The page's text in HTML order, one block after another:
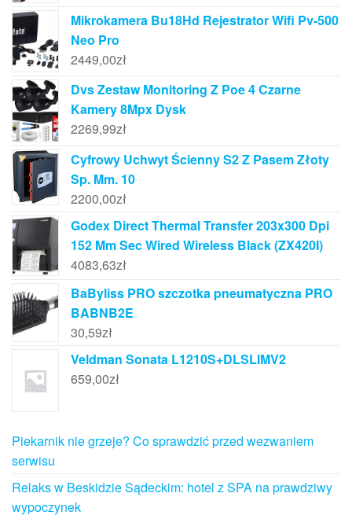
Mikrokamera Bu18Hd Rejestrator Wifi Pv-500
Neo Pro
2449,00zł
Dvs Zestaw Monitoring Z Poe 4 Czarne
Kamery 8Mpx Dysk
2269,99zł
Cyfrowy Uchwyt Ścienny S2 Z Pasem Złoty
Sp. Mm. 10
2200,00zł
Godex Direct Thermal Transfer 203x300 Dpi
152 Mm Sec Wired Wireless Black (ZX420I)
4083,63zł
BaByliss PRO szczotka pneumatyczna PRO
BABNB2E
30,59zł
Veldman Sonata L1210S+DLSLIMV2
659,00zł
Piekarnik nie grzeje? Co sprawdzić przed wezwaniem
serwisu
Relaks w Beskidzie Sądeckim: hotel z SPA na prawdziwy
wypoczynek